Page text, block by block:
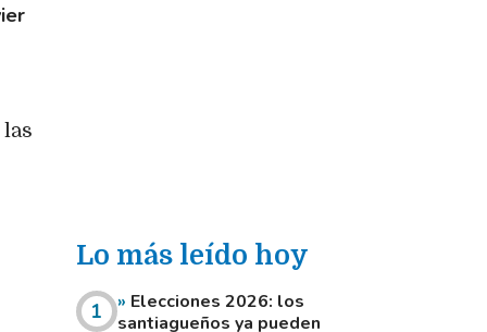
Lo más leído hoy
Elecciones 2026: los
santiagueños ya pueden